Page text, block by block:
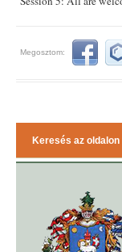
Megosztom:
Keresés az oldalon